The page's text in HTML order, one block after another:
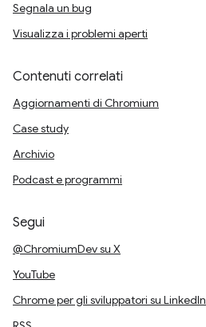
Segnala un bug
Visualizza i problemi aperti
Contenuti correlati
Aggiornamenti di Chromium
Case study
Archivio
Podcast e programmi
Segui
@ChromiumDev su X
YouTube
Chrome per gli sviluppatori su LinkedIn